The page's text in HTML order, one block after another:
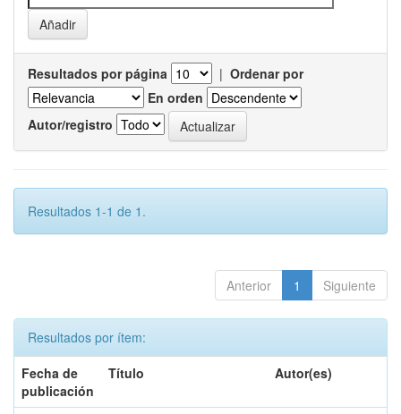
Resultados por página | Ordenar por
En orden
Autor/registro
Resultados 1-1 de 1.
Anterior 1 Siguiente
Resultados por ítem:
Fecha de
publicación
Título Autor(es)